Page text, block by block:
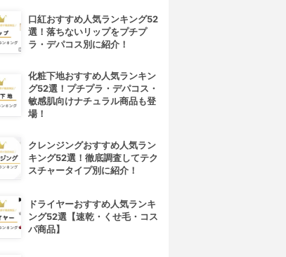
口紅おすすめ人気ランキング52
選！落ちないリップをプチプ
ラ・デパコス別に紹介！
化粧下地おすすめ人気ランキン
グ52選！プチプラ・デパコス・
敏感肌向けナチュラル商品も登
場！
クレンジングおすすめ人気ラン
キング52選！徹底調査してテク
スチャータイプ別に紹介！
ドライヤーおすすめ人気ランキ
ング52選【速乾・くせ毛・コス
パ商品】